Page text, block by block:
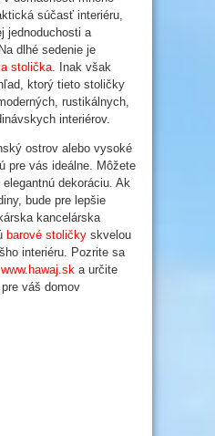
súčasť interiéru,
jednoduchosti a
dlhé sedenie je
stolička. Inak však
ktorý tieto stoličky
rustikálnych,
interiérov.
ostrov alebo vysoké
pre vás ideálne. Môžete
dekoráciu. Ak
bude pre lepšie
kancelárska
barové stoličky skvelou
interiéru. Pozrite sa
www.hawaj.sk a určite
váš domov